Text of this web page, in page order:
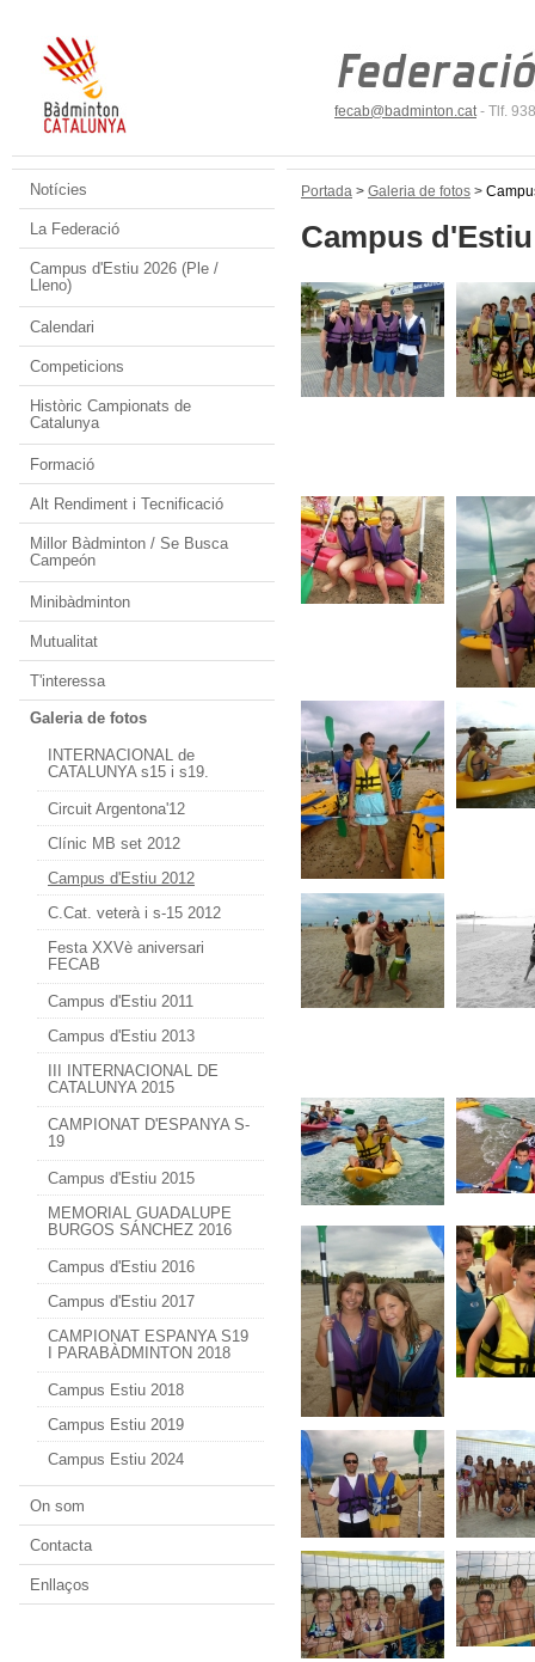
fecab@badminton.cat- Tlf.
Notícies
La Federació
Campus d'Estiu 2026 (Ple /
Lleno)
Calendari
Competicions
Històric Campionats de
Catalunya
Formació
Alt Rendiment i Tecnificació
Millor Bàdminton / Se Busca
Campeón
Minibàdminton
Mutualitat
T'interessa
Galeria de fotos
INTERNACIONAL de
CATALUNYA s15 i s19.
Circuit Argentona'12
Clínic MB set 2012
Campus d'Estiu 2012
C.Cat. veterà i s-15 2012
Festa XXVè aniversari
FECAB
Campus d'Estiu 2011
Campus d'Estiu 2013
III INTERNACIONAL DE
CATALUNYA 2015
CAMPIONAT D'ESPANYA S-
19
Campus d'Estiu 2015
MEMORIAL GUADALUPE
BURGOS SÁNCHEZ 2016
Campus d'Estiu 2016
Campus d'Estiu 2017
CAMPIONAT ESPANYA S19
I PARABÀDMINTON 2018
Campus Estiu 2018
Campus Estiu 2019
Campus Estiu 2024
On som
Contacta
Enllaços
Portada > Galeria de fotos >
Campus